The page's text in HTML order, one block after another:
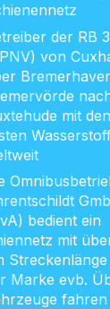
der RB
von
mit den
bedient ein
mit
Marke evb.